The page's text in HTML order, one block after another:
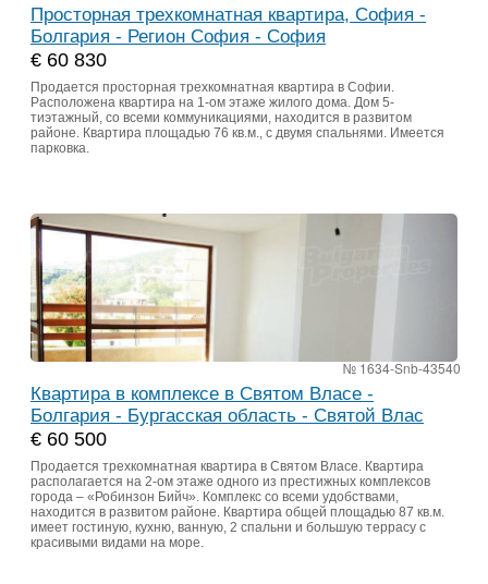
Просторная трехкомнатная квартира, София -
Болгария - Регион София - София
€ 60 830
Продается просторная трехкомнатная квартира в Софии.
Расположена квартира на 1-ом этаже жилого дома. Дом 5-
тиэтажный, со всеми коммуникациями, находится в развитом
районе. Квартира площадью 76 кв.м., с двумя спальнями. Имеется
парковка.
№ 1634-Snb-43540
Квартира в комплексе в Святом Власе -
Болгария - Бургасская область - Святой Влас
€ 60 500
Продается трехкомнатная квартира в Святом Власе. Квартира
располагается на 2-ом этаже одного из престижных комплексов
города – «Робинзон Бийч». Комплекс со всеми удобствами,
находится в развитом районе. Квартира общей площадью 87 кв.м.
имеет гостиную, кухню, ванную, 2 спальни и большую террасу с
красивыми видами на море.